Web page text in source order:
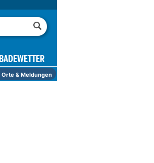
BADEWETTER
Orte & Meldungen